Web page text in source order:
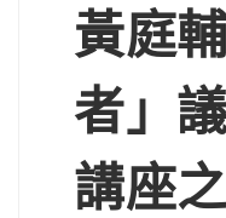
黃庭
者」
講座